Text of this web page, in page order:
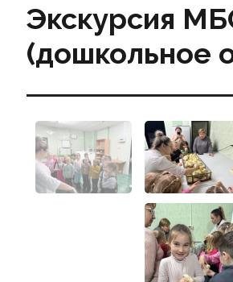
продуктов птицеводства
Отдел генетики и селекции
Отдел СПЦ по птицеводству
Отдел инкубации
Отдел научно-технической информации
Отдел микроклимата и производственных
Новости ФНЦ «ВНИТИП»
Вести о науке
СМИ о нас
График проведения курсов
Экскурсия
(дошкольное